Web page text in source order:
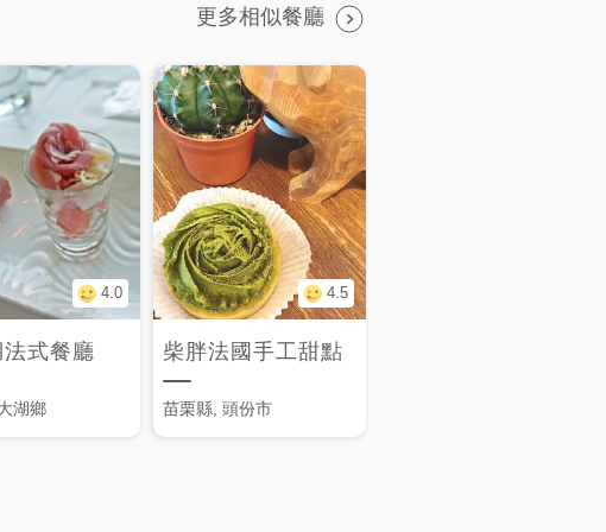
更多相似餐廳
4.0
式餐廳
湖鄉
4.5
柴胖法國手工甜點
苗栗縣, 頭份市